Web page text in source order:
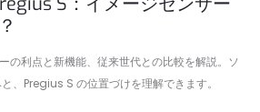
の利点と新機能、従来世代との比較を解説。ソ
、Pregius S の位置づけを理解できます。